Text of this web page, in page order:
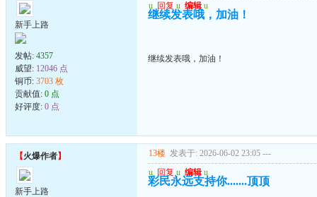
新手上路
发帖: 4357
威望: 12046 点
铜币: 3703 枚
贡献值: 0 点
好评度: 0 点
u 回复 u 编辑 u
继续发表哦，加油！
继续发表哦，加油！
【火爆作者】
新手上路
13楼 发表于: 2026-06-02 23:05 ---
u 回复 u 编辑 u
彩民永远支持你.......顶顶